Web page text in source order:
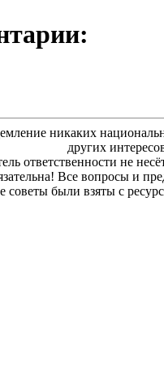
никаких
других
ответственности не
Все вопросы и
советы были взяты с